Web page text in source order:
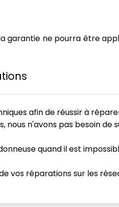
garantie ne pourra être
afin de réussir à
n'avons pas besoin de
quand il est
vos réparations sur les